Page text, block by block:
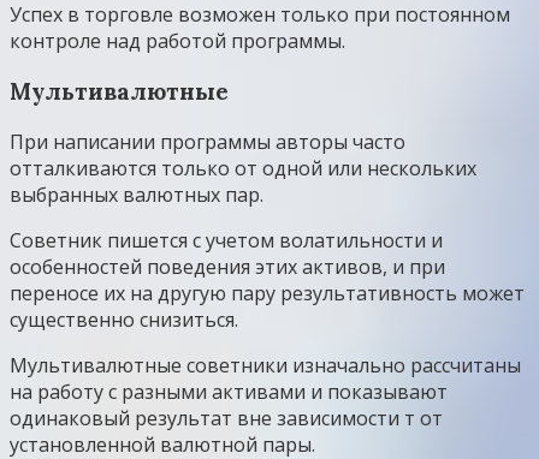
Успех в торговле возможен только при постоянном
контроле над работой программы.
Мультивалютные
При написании программы авторы часто
отталкиваются только от одной или нескольких
выбранных валютных пар.
Советник пишется с учетом волатильности и
особенностей поведения этих активов, и при
переносе их на другую пару результативность может
существенно снизиться.
Мультивалютные советники изначально рассчитаны
на работу с разными активами и показывают
одинаковый результат вне зависимости т от
установленной валютной пары.